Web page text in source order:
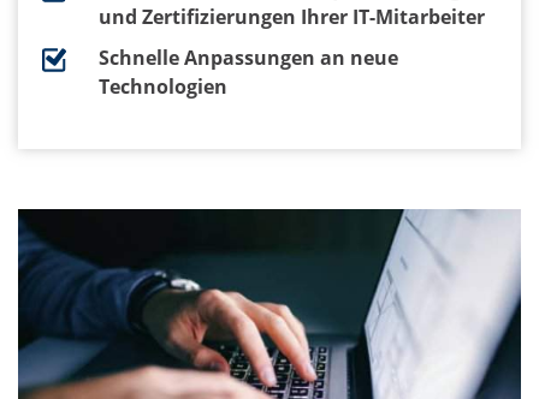
und Zertifizierungen Ihrer IT-Mitarbeiter
Schnelle Anpassungen an neue
Technologien